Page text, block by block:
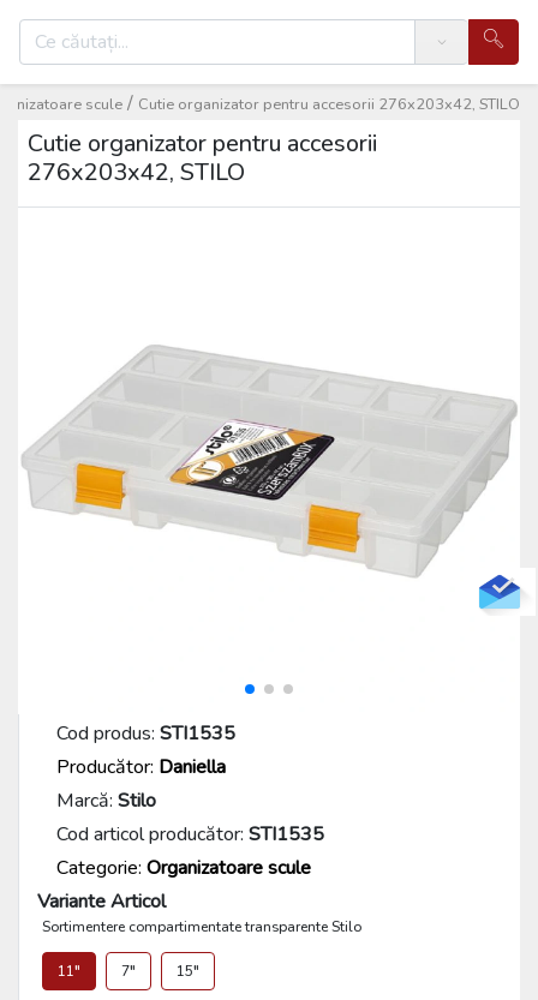
Search
Cutie organizator pentru accesorii 276x203x42, STILO
/
scule
Cutie organizator pentru accesorii
276x203x42, STILO
Cod produs: STI1535
Producător: Daniella
Marcă: Stilo
Cod articol producător: STI1535
Categorie: Organizatoare scule
Variante Articol
Sortimentere compartimentate transparente Stilo
11" 7" 15"